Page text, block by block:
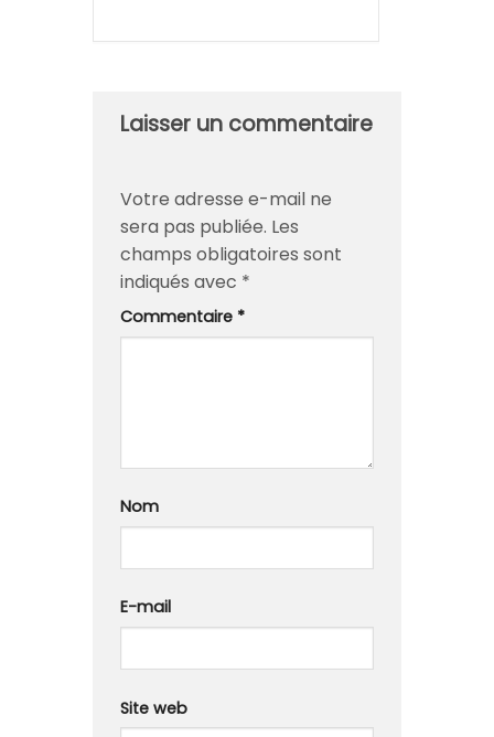
Laisser un commentaire
Votre adresse e-mail ne
sera pas publiée. Les
champs obligatoires sont
indiqués avec *
Commentaire *
Nom
E-mail
Site web